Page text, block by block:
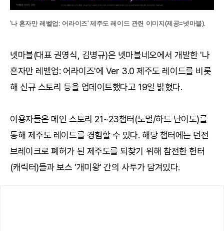
'나 혼자만 레벨업: 어라이즈' 제주도 레이드 관련 이미지(제공=넷마블).
넷마블(대표 권영식, 김병규)은 넷마블네오에서 개발한 '나
혼자만 레벨업: 어라이즈'에 Ver 3.0 제주도 레이드를 비롯
해 신규 스토리 등을 업데이트했다고 19일 밝혔다.
이용자들은 메인 스토리 21~23챕터(노멀/하드 난이도)를
통해 제주도 레이드를 경험할 수 있다. 해당 챕터에는 던전
브레이크로 폐허가 된 제주도를 되찾기 위해 참전한 헌터
(캐릭터)들과 보스 '개미왕' 간의 사투가 담겨있다.